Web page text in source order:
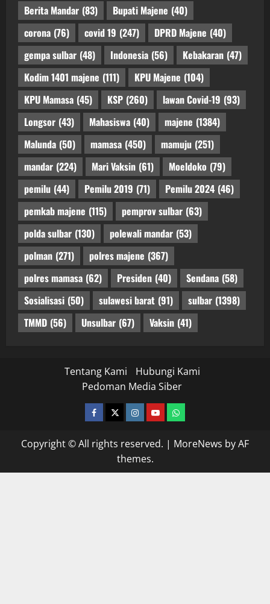
Berita Mandar (83) Bupati Majene (40)
corona (76) covid 19 (247) DPRD Majene (40)
gempa sulbar (48) Indonesia (56) Kebakaran (47)
Kodim 1401 majene (111) KPU Majene (104)
KPU Mamasa (45) KSP (260) lawan Covid-19 (93)
Longsor (43) Mahasiswa (40) majene (1384)
Malunda (50) mamasa (450) mamuju (251)
mandar (224) Mari Vaksin (61) Moeldoko (79)
pemilu (44) Pemilu 2019 (71) Pemilu 2024 (46)
pemkab majene (115) pemprov sulbar (63)
polda sulbar (130) polewali mandar (53)
polman (271) polres majene (367)
polres mamasa (62) Presiden (40) Sendana (58)
Sosialisasi (50) sulawesi barat (91) sulbar (1398)
TMMD (56) Unsulbar (67) Vaksin (41)
Tentang Kami
Hubungi Kami
Pedoman Media Siber
facebooktwitterinstagram.com
youtubewhatsapp
Copyright © All rights reserved. | MoreNews by AF
themes.